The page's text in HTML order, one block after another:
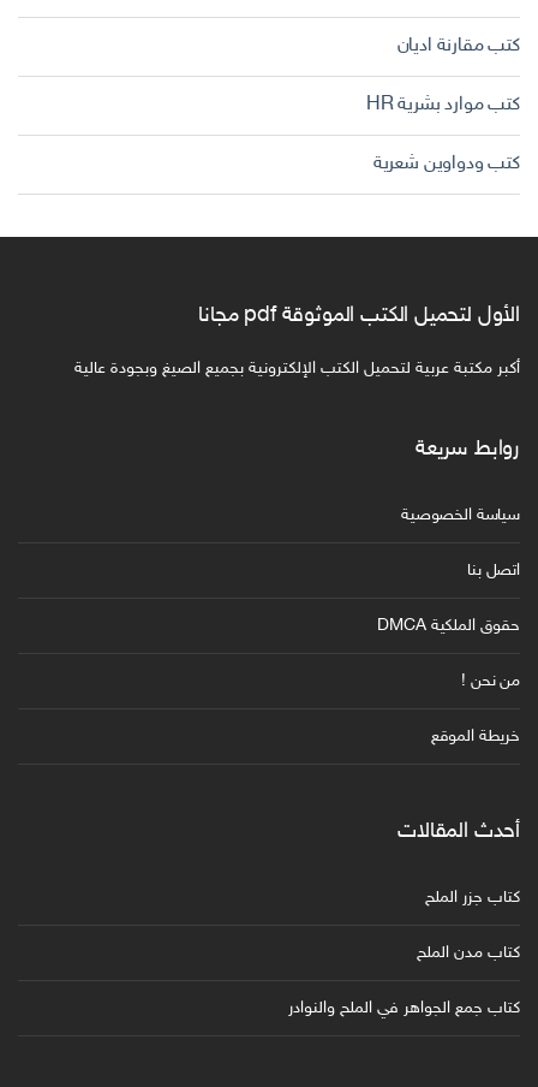
كتب مقارنة اديان
كتب موارد بشرية HR
كتب ودواوين شعرية
الأول لتحميل الكتب الموثوقة pdf مجانا
أكبر مكتبة عربية لتحميل الكتب الإلكترونية بجميع الصيغ وبجودة عالية
روابط سريعة
سياسة الخصوصية
اتصل بنا
حقوق الملكية DMCA
من نحن !
خريطة الموقع
أحدث المقالات
كتاب جزر الملح
كتاب مدن الملح
كتاب جمع الجواهر في الملح والنوادر